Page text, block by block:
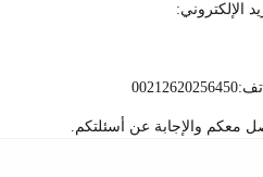
الإلكتروني:
معكم والإجابة عن أسئلتكم.